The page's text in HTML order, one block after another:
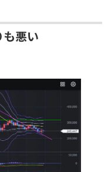
悪い